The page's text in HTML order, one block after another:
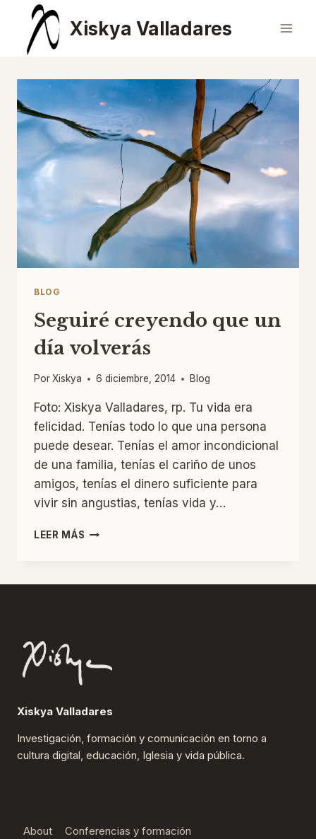
Saltar
contenido
Xiskya Valladares
BLOG
Seguiré creyendo que un
día volverás
PorXiskya 6 diciembre, 2014 Blog
Foto: Xiskya Valladares, rp. Tu vida era
felicidad. Tenías todo lo que una persona
puede desear. Tenías el amor incondicional
de una familia, tenías el cariño de unos
amigos, tenías el dinero suficiente para
vivir sin angustias, tenías vida y…
LEER MÁS SEGUIRÉ
Xiskya Valladares
Investigación, formación y comunicación en torno a
cultura digital, educación, Iglesia y vida pública.
About Conferencias y formación